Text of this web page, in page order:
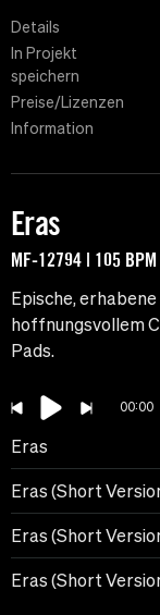
Details
In Projekt
speichern
Preise/Lizenzen
Information
Eras
MF-12794 | 105
Epische,
hoffnungsvollem
Pads.
00:00
Eras
Eras (Short
Eras (Short
Eras (Short